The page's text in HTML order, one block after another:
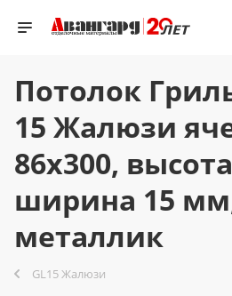
Потолок
15 Жалюзи
86x300,
ширина 15
металлик
GL15 Жалюзи